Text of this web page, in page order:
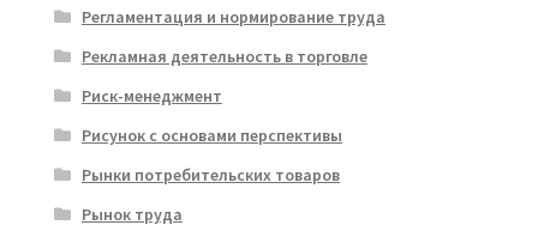
Регламентация и нормирование труда
Рекламная деятельность в торговле
Риск-менеджмент
Рисунок с основами перспективы
Рынки потребительских товаров
Рынок труда